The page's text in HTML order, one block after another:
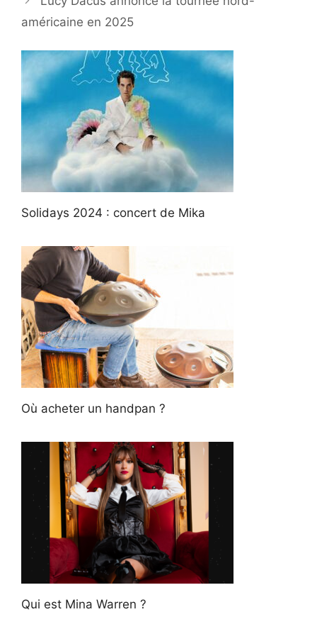
américaine en 2025
Solidays 2024 : concert de Mika
Où acheter un handpan ?
Qui est Mina Warren ?